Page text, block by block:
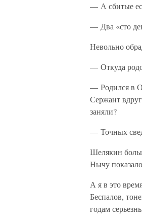
— А сбитые
— Два «сто
Невольно
— Откуда
— Родился в
Сержант
заняли?
— Точных
Шелякин
Нычу
А я в это
Беспалов,
годам